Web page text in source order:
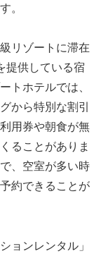
。
リゾートに滞在
提供している宿
トホテルでは、
から特別な割引
用券や朝食が無
ることがありま
、空室が多い時
約できることが
ョンレンタル」